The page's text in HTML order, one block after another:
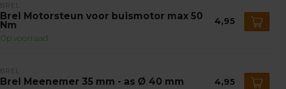
BREL
Brel Motorsteun voor buismotor max 50
Nm
Op voorraad
4,95
BREL
Brel Meenemer 35 mm - as Ø 40 mm 4,95